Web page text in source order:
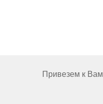
Привезем к